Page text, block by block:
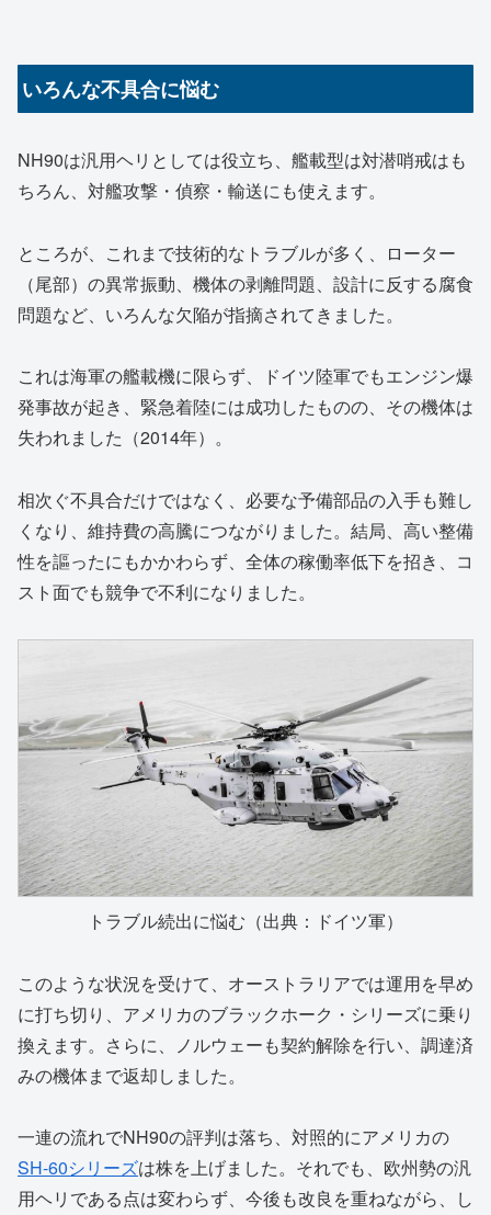
いろんな不具合に悩む
NH90は汎用ヘリとしては役立ち、艦載型は対潜哨戒はも
ちろん、対艦攻撃・偵察・輸送にも使えます。
ところが、これまで技術的なトラブルが多く、ローター
（尾部）の異常振動、機体の剥離問題、設計に反する腐食
問題など、いろんな欠陥が指摘されてきました。
これは海軍の艦載機に限らず、ドイツ陸軍でもエンジン爆
発事故が起き、緊急着陸には成功したものの、その機体は
失われました（2014年）。
相次ぐ不具合だけではなく、必要な予備部品の入手も難し
くなり、維持費の高騰につながりました。結局、高い整備
性を謳ったにもかかわらず、全体の稼働率低下を招き、コ
スト面でも競争で不利になりました。
トラブル続出に悩む（出典：ドイツ軍）
このような状況を受けて、オーストラリアでは運用を早め
に打ち切り、アメリカのブラックホーク・シリーズに乗り
換えます。さらに、ノルウェーも契約解除を行い、調達済
みの機体まで返却しました。
一連の流れでNH90の評判は落ち、対照的にアメリカの
SH-60シリーズは株を上げました。それでも、欧州勢の汎
用ヘリである点は変わらず、今後も改良を重ねながら、し